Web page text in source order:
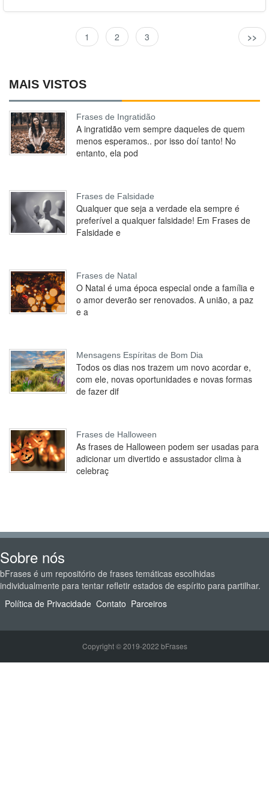
1 2 3 >>
MAIS VISTOS
Frases de Ingratidão
A ingratidão vem sempre daqueles de quem
menos esperamos.. por isso doí tanto! No
entanto, ela pod
Frases de Falsidade
Qualquer que seja a verdade ela sempre é
preferível a qualquer falsidade! Em Frases de
Falsidade e
Frases de Natal
O Natal é uma época especial onde a família e
o amor deverão ser renovados. A união, a paz
e a
Mensagens Espíritas de Bom Dia
Todos os dias nos trazem um novo acordar e,
com ele, novas oportunidades e novas formas
de fazer dif
Frases de Halloween
As frases de Halloween podem ser usadas para
adicionar um divertido e assustador clima à
celebraç
Sobre nós
bFrases é um repositório de frases temáticas escolhidas
individualmente para tentar refletir estados de espírito para partilhar.
Política de Privacidade Contato Parceiros
Copyright © 2019-2022 bFrases